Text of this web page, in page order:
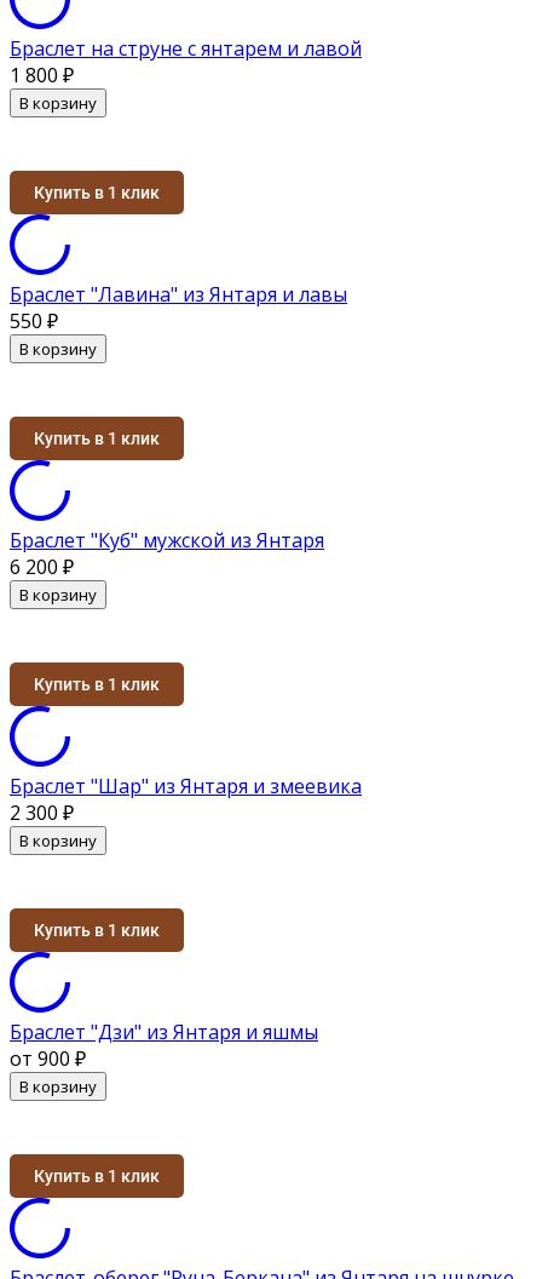
Браслет на струне с янтарем и лавой
1 800 ₽
В корзину
Купить в 1 клик
Браслет "Лавина" из Янтаря и лавы
550 ₽
В корзину
Купить в 1 клик
Браслет "Куб" мужской из Янтаря
6 200 ₽
В корзину
Купить в 1 клик
Браслет "Шар" из Янтаря и змеевика
2 300 ₽
В корзину
Купить в 1 клик
Браслет "Дзи" из Янтаря и яшмы
от 900 ₽
В корзину
Купить в 1 клик